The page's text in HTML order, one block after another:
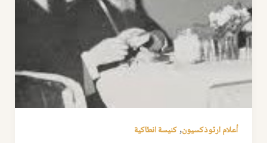
أعلام ارثوذكسيون,كنيسة انطاكية